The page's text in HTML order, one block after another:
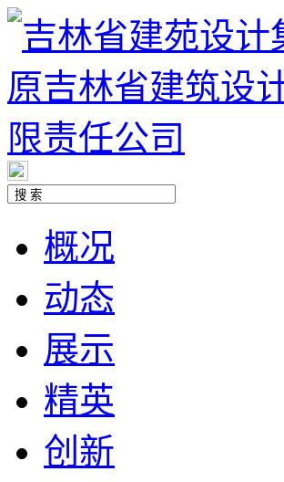
概况
动态
展示
精英
创新